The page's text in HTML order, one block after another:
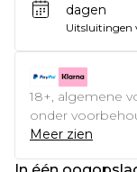
dagen
Uitsluitingen
18+, algemene
onder
Meer zien